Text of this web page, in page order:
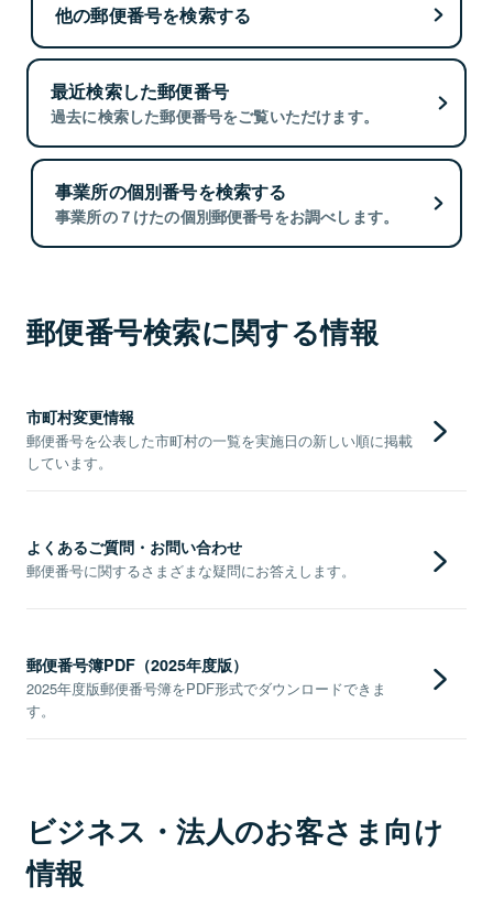
他の郵便番号を検索する
最近検索した郵便番号
過去に検索した郵便番号をご覧いただけます。
事業所の個別番号を検索する
事業所の７けたの個別郵便番号をお調べします。
郵便番号検索に関する情報
市町村変更情報
郵便番号を公表した市町村の一覧を実施日の新しい順に掲載
しています。
よくあるご質問・お問い合わせ
郵便番号に関するさまざまな疑問にお答えします。
郵便番号簿PDF（2025年度版）
2025年度版郵便番号簿をPDF形式でダウンロードできま
す。
ビジネス・法人のお客さま向け
情報